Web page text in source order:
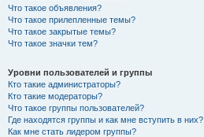
Что такое объявления?
Что такое прилепленные темы?
Что такое закрытые темы?
Что такое значки тем?
Уровни пользователей и группы
Кто такие администраторы?
Кто такие модераторы?
Что такое группы пользователей?
Где находятся группы и как мне вступить в них?
Как мне стать лидером группы?